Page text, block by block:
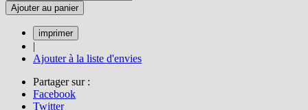
Ajouter au panier
|
Ajouter à la liste d'envies
Partager sur :
Facebook
Twitter